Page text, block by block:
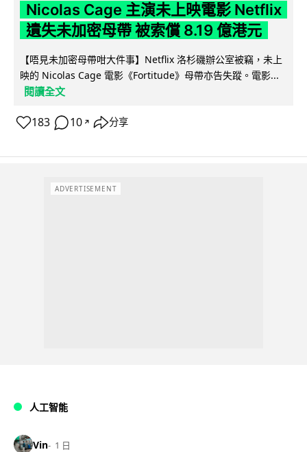
Nicolas Cage 主演未上映電影 Netflix
遺失未加密母帶 被索償 8.19 億港元
【唔見未加密母帶咁大件事】Netflix 洛杉磯辦公室被竊，未上
映的 Nicolas Cage 電影《Fortitude》母帶亦告失蹤。電影...
閱讀全文
183 10 ↗ 分享
ADVERTISEMENT
人工智能
Vin 1 日